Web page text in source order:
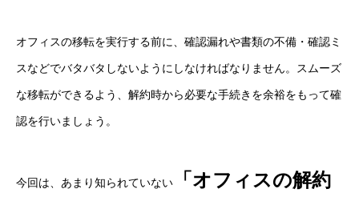
オフィスの移転を実行する前に、確認漏れや書類の不備・確認ミ
スなどでバタバタしないようにしなければなりません。スムーズ
な移転ができるよう、解約時から必要な手続きを余裕をもって確
認を行いましょう。
今回は、あまり知られていない 「オフィスの解約